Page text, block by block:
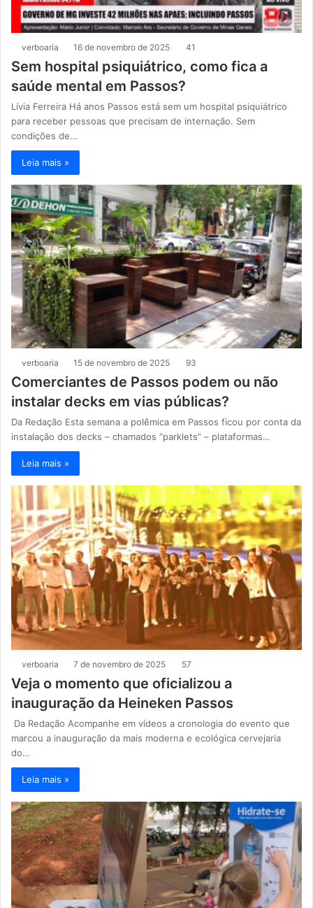
verboaria 16 de novembro de 2025 41
Sem hospital psiquiátrico, como fica a
saúde mental em Passos?
Lívia Ferreira Há anos Passos está sem um hospital psiquiátrico
para receber pessoas que precisam de internação. Sem
condições de…
Leia mais »
verboaria 15 de novembro de 2025 93
Comerciantes de Passos podem ou não
instalar decks em vias públicas?
Da Redação Esta semana a polêmica em Passos ficou por conta da
instalação dos decks – chamados “parklets” – plataformas…
Leia mais »
verboaria 7 de novembro de 2025 57
Veja o momento que oficializou a
inauguração da Heineken Passos
Da Redação Acompanhe em vídeos a cronologia do evento que
marcou a inauguração da mais moderna e ecológica cervejaria
do…
Leia mais »